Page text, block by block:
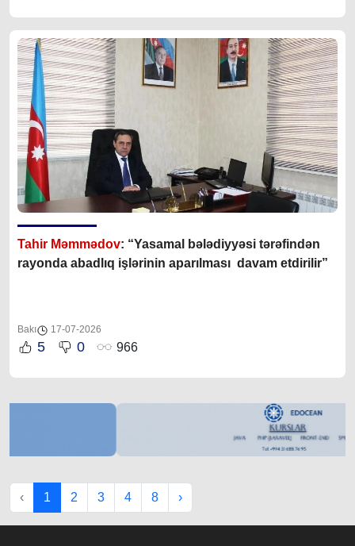
Tahir Məmmədov: “Yasamal bələdiyyəsi tərəfindən
rayonda abadlıq işlərinin aparılması davam etdirilir”
Bakı 17-07-2026
5 0 966
‹ 1 2 3 4 8 ›